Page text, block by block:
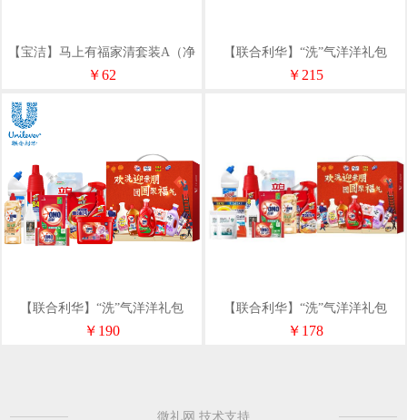
【宝洁】马上有福家清套装A（净
含量1861g）
￥62
【联合利华】“洗”气洋洋礼包
D1（净含量5308g）
￥215
【联合利华】“洗”气洋洋礼包
C1（净含量4536g）
￥190
【联合利华】“洗”气洋洋礼包
B1（净含量4980g）
￥178
微礼网 技术支持